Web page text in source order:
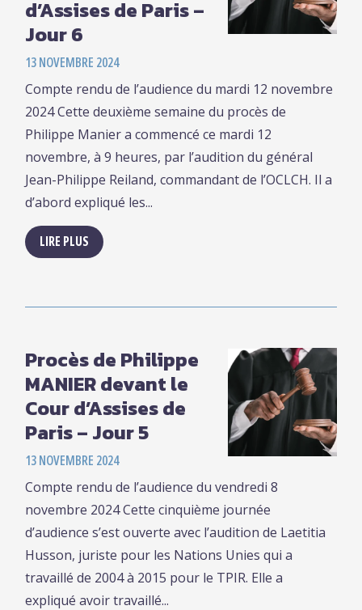
d’Assises de Paris –
Jour 6
13 NOVEMBRE 2024
Compte rendu de l’audience du mardi 12 novembre
2024 Cette deuxième semaine du procès de
Philippe Manier a commencé ce mardi 12
novembre, à 9 heures, par l’audition du général
Jean-Philippe Reiland, commandant de l’OCLCH. Il a
d’abord expliqué les...
LIRE PLUS
Procès de Philippe
MANIER devant le
Cour d’Assises de
Paris – Jour 5
13 NOVEMBRE 2024
Compte rendu de l’audience du vendredi 8
novembre 2024 Cette cinquième journée
d’audience s’est ouverte avec l’audition de Laetitia
Husson, juriste pour les Nations Unies qui a
travaillé de 2004 à 2015 pour le TPIR. Elle a
expliqué avoir travaillé...